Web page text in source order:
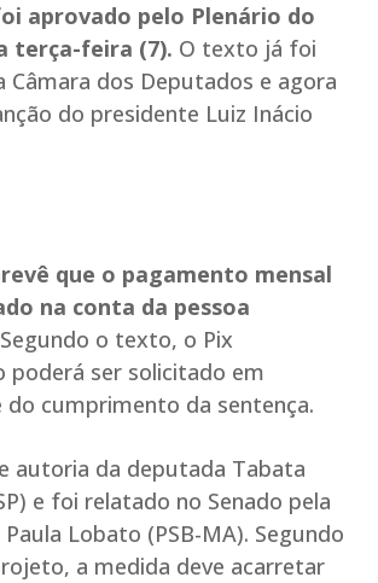
aprovado pelo Plenário do
terça-feira (7). O texto já foi
Câmara dos Deputados e agora
do presidente Luiz Inácio
que o pagamento mensal
na conta da pessoa
Segundo o texto, o Pix
poderá ser solicitado em
do cumprimento da sentença.
autoria da deputada Tabata
e foi relatado no Senado pela
Lobato (PSB-MA). Segundo
a medida deve acarretar